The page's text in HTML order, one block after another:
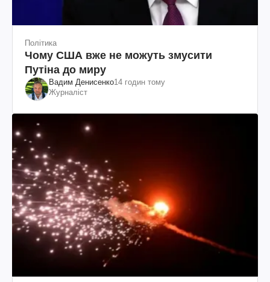
Політика
Чому США вже не можуть змусити
Путіна до миру
Вадим Денисенко14 годин тому
Журналіст